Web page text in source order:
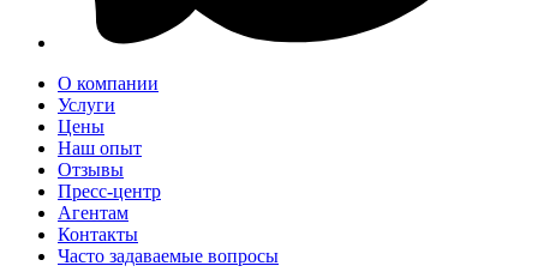
О компании
Услуги
Цены
Наш опыт
Отзывы
Пресс-центр
Агентам
Контакты
Часто задаваемые вопросы